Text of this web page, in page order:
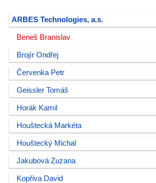
ARBES Technologies, a.s.
Beneš Branislav
Brojír Ondřej
Červenka Petr
Geissler Tomáš
Horák Kamil
Houštecká Markéta
Houštecký Michal
Jakubová Zuzana
Kopřiva David